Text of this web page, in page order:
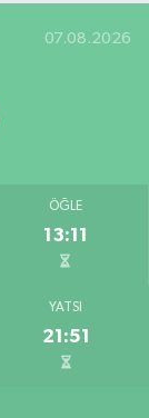
07.08.2026
ÖĞLE
13:11
YATSI
21:51